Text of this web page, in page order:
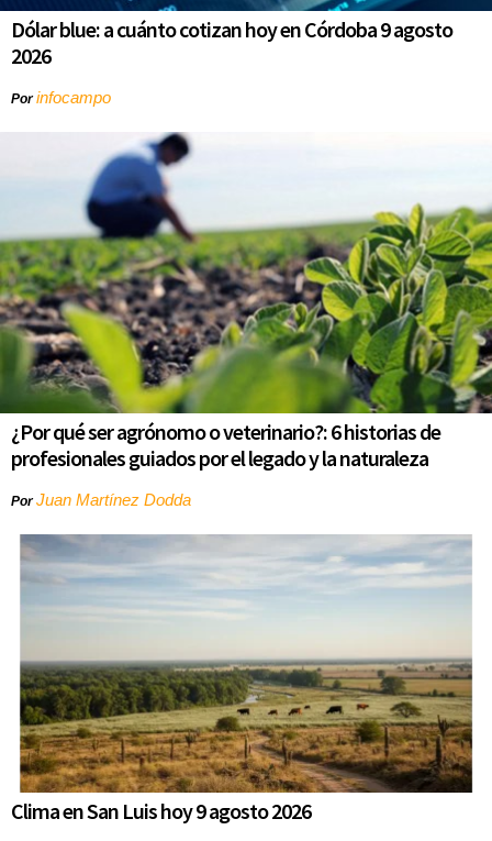
Dólar blue: a cuánto cotizan hoy en Córdoba 9 agosto
2026
Porinfocampo
¿Por qué ser agrónomo o veterinario?: 6 historias de
profesionales guiados por el legado y la naturaleza
PorJuan Martínez Dodda
Clima en San Luis hoy 9 agosto 2026